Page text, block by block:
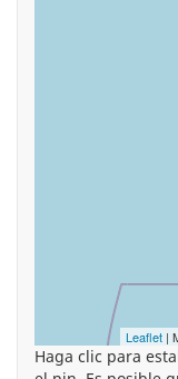
Leaflet |
Haga clic para